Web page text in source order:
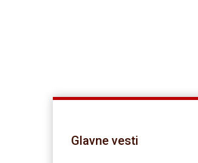
Glavne vesti